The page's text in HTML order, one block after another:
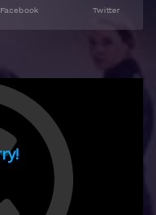
Facebook Twitter